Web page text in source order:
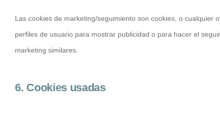
Las cookies de marketing/seguimiento son cookies, o cualquier
perfiles de usuario para mostrar publicidad o para hacer el
marketing similares.
6. Cookies usadas